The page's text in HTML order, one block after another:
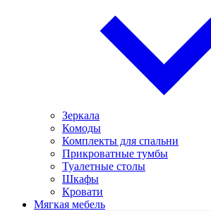
Зеркала
Комоды
Комплекты для спальни
Прикроватные тумбы
Туалетные столы
Шкафы
Кровати
Мягкая мебель